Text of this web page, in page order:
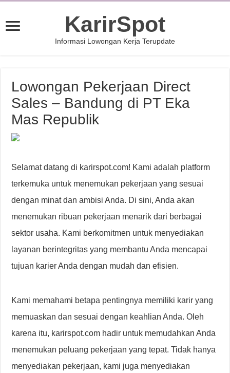
KarirSpot
Informasi Lowongan Kerja Terupdate
Lowongan Pekerjaan Direct
Sales – Bandung di PT Eka
Mas Republik
Selamat datang di karirspot.com! Kami adalah platform
terkemuka untuk menemukan pekerjaan yang sesuai
dengan minat dan ambisi Anda. Di sini, Anda akan
menemukan ribuan pekerjaan menarik dari berbagai
sektor usaha. Kami berkomitmen untuk menyediakan
layanan berintegritas yang membantu Anda mencapai
tujuan karier Anda dengan mudah dan efisien.
Kami memahami betapa pentingnya memiliki karir yang
memuaskan dan sesuai dengan keahlian Anda. Oleh
karena itu, karirspot.com hadir untuk memudahkan Anda
menemukan peluang pekerjaan yang tepat. Tidak hanya
menyediakan pekerjaan, kami juga menyediakan